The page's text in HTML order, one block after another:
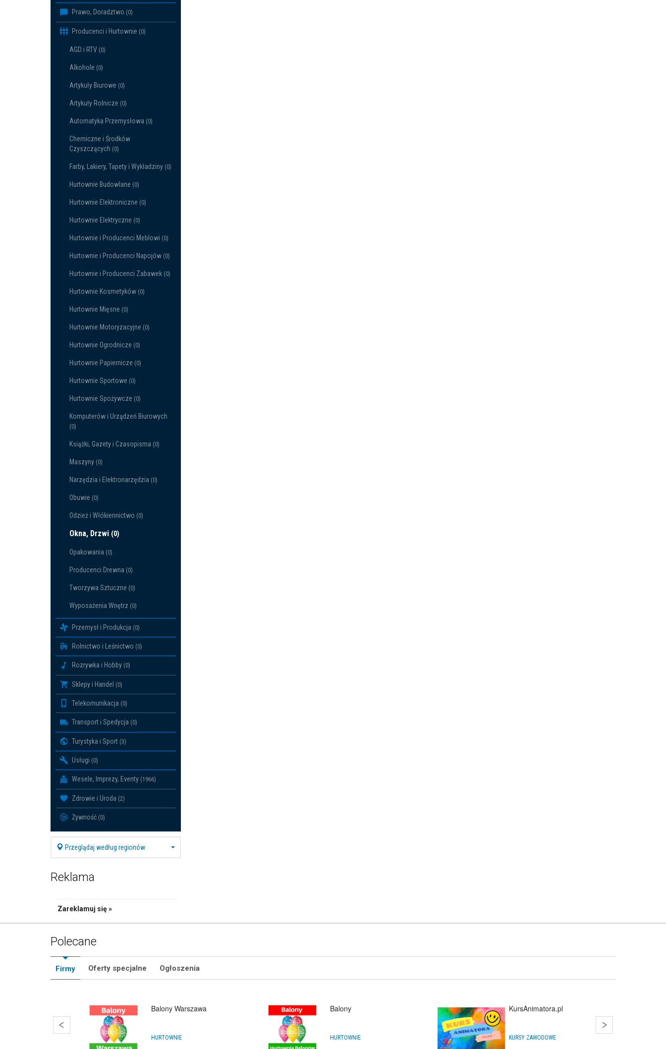
Prawo, Doradztwo (0)
Producenci i Hurtownie (0)
AGD i RTV (0)
Alkohole (0)
Artykuły Biurowe (0)
Artykuły Rolnicze (0)
Automatyka Przemysłowa (0)
Chemiczne i Środków
Czyszczących (0)
Farby, Lakiery, Tapety i Wykładziny (0)
Hurtownie Budowlane (0)
Hurtownie Elektroniczne (0)
Hurtownie Elektryczne (0)
Hurtownie i Producenci Meblowi (0)
Hurtownie i Producenci Napojów (0)
Hurtownie i Producenci Zabawek (0)
Hurtownie Kosmetyków (0)
Hurtownie Mięsne (0)
Hurtownie Motoryzacyjne (0)
Hurtownie Ogrodnicze (0)
Hurtownie Papiernicze (0)
Hurtownie Sportowe (0)
Hurtownie Spożywcze (0)
Komputerów i Urządzeń Biurowych
(0)
Książki, Gazety i Czasopisma (0)
Maszyny (0)
Narzędzia i Elektronarzędzia (0)
Obuwie (0)
Odzież i Włókiennictwo (0)
Okna, Drzwi (0)
Opakowania (0)
Producenci Drewna (0)
Tworzywa Sztuczne (0)
Wyposażenia Wnętrz (0)
Przemysł i Produkcja (0)
Rolnictwo i Leśnictwo (0)
Rozrywka i Hobby (0)
Sklepy i Handel (0)
Telekomunikacja (0)
Transport i Spedycja (0)
Turystyka i Sport (3)
Usługi (0)
Wesele, Imprezy, Eventy (1966)
Zdrowie i Uroda (2)
Żywność (0)
Przeglądaj według regionów
Reklama
Zareklamuj się »
Polecane
Firmy Oferty specjalne Ogłoszenia
Balony Warszawa
HURTOWNIE
Balony
HURTOWNIE
KursAnimatora.pl
KURSY ZAWODOWE